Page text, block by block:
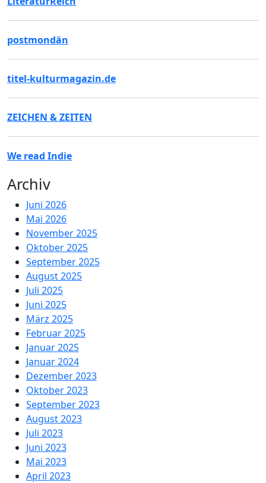
postmondän
titel-kulturmagazin.de
ZEICHEN & ZEITEN
We read Indie
Archiv
Juni 2026
Mai 2026
November 2025
Oktober 2025
September 2025
August 2025
Juli 2025
Juni 2025
März 2025
Februar 2025
Januar 2025
Januar 2024
Dezember 2023
Oktober 2023
September 2023
August 2023
Juli 2023
Juni 2023
Mai 2023
April 2023